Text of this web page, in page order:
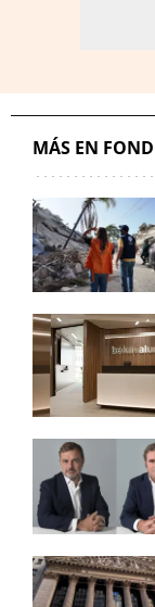
MÁS EN